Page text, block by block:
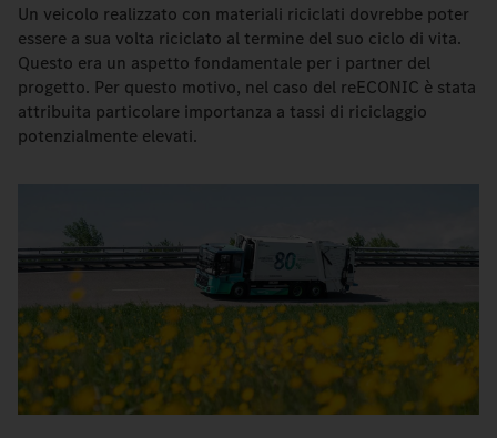
Un veicolo realizzato con materiali riciclati dovrebbe poter
essere a sua volta riciclato al termine del suo ciclo di vita.
Questo era un aspetto fondamentale per i partner del
progetto. Per questo motivo, nel caso del reECONIC è stata
attribuita particolare importanza a tassi di riciclaggio
potenzialmente elevati.